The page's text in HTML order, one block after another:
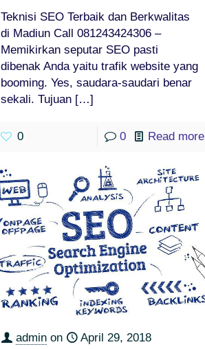
Teknisi SEO Terbaik dan Berkwalitas
di Madiun Call 081243424306 –
Memikirkan seputar SEO pasti
dibenak Anda yaitu trafik website yang
booming. Yes, saudara-saudari benar
sekali. Tujuan […]
0 0 Read more
admin on April 29, 2018